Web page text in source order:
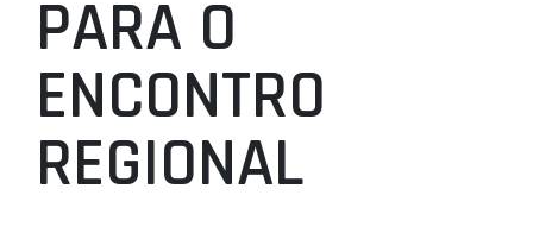
MINIBASQUETE
ÁREA TÉCNICA
PROJETOS
LIGA BETCLIC MASCULINA
PARA O
ENCONTRO
REGIONAL